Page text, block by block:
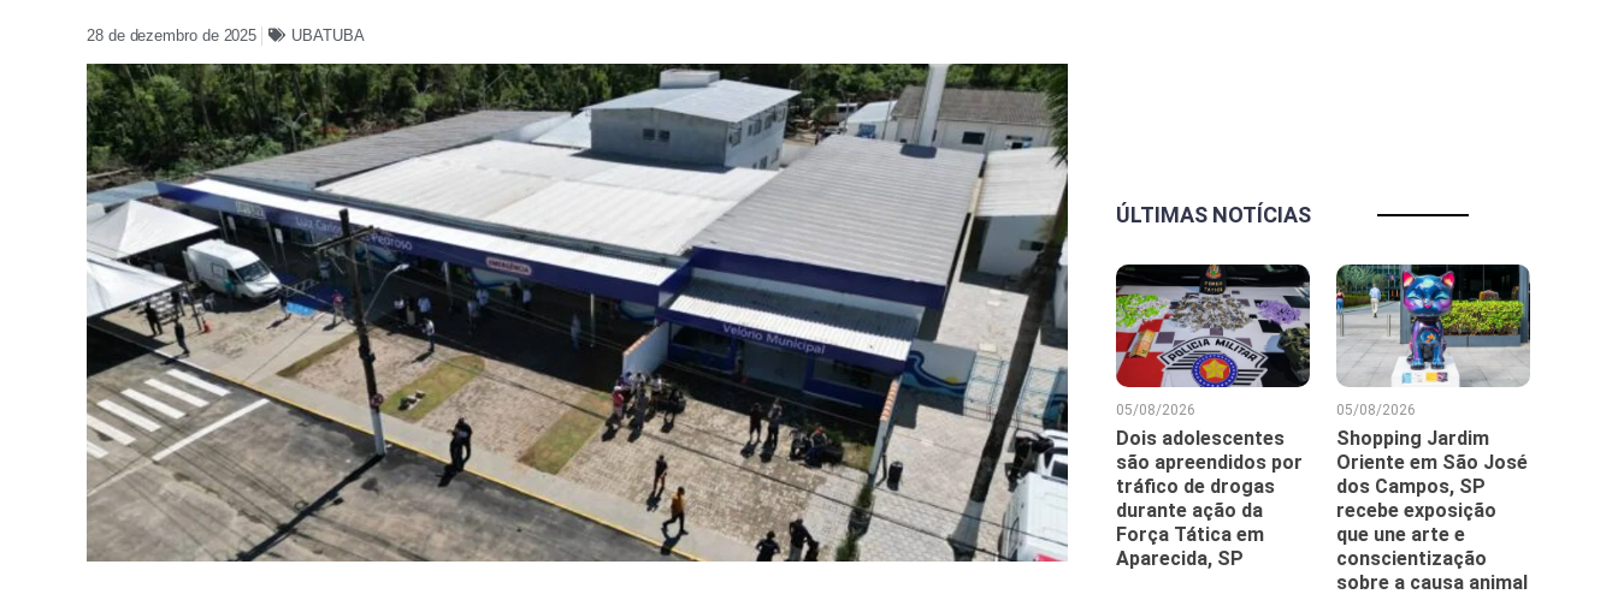
28 de dezembro de 2025 UBATUBA
ÚLTIMAS NOTÍCIAS
05/08/2026
Dois adolescentes
são apreendidos por
tráfico de drogas
durante ação da
Força Tática em
Aparecida, SP
05/08/2026
Shopping Jardim
Oriente em São José
dos Campos, SP
recebe exposição
que une arte e
conscientização
sobre a causa animal